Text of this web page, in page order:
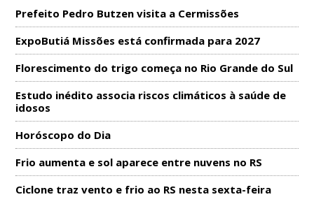
Prefeito Pedro Butzen visita a Cermissões
ExpoButiá Missões está confirmada para 2027
Florescimento do trigo começa no Rio Grande do Sul
Estudo inédito associa riscos climáticos à saúde de
idosos
Horóscopo do Dia
Frio aumenta e sol aparece entre nuvens no RS
Ciclone traz vento e frio ao RS nesta sexta-feira